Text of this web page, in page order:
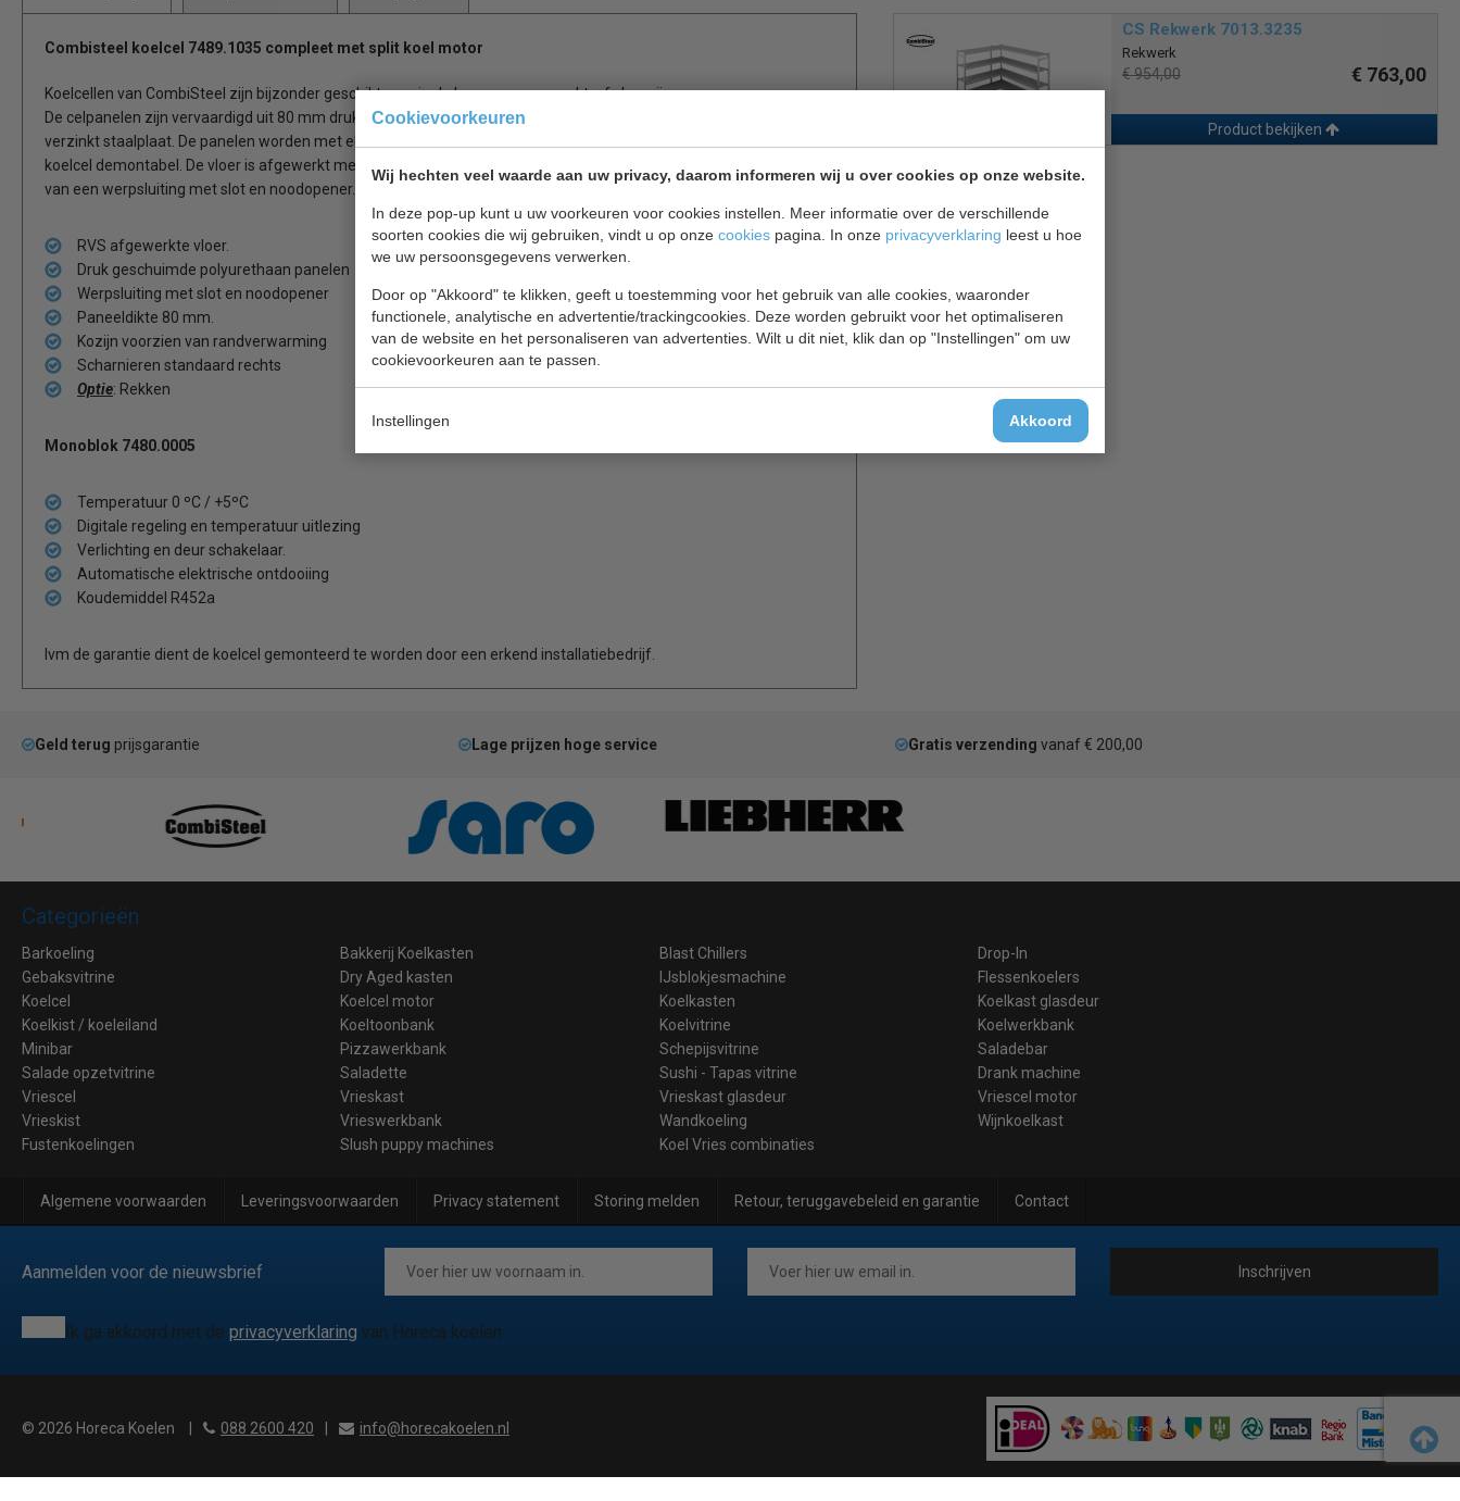
Cookievoorkeuren
Wij hechten veel waarde aan uw privacy, daarom informeren wij u over cookies op onze website.
In deze pop-up kunt u uw voorkeuren voor cookies instellen. Meer informatie over de verschillende
soorten cookies die wij gebruiken, vindt u op onze cookies pagina. In onze privacyverklaring leest u hoe
we uw persoonsgegevens verwerken.
Door op "Akkoord" te klikken, geeft u toestemming voor het gebruik van alle cookies, waaronder
functionele, analytische en advertentie/trackingcookies. Deze worden gebruikt voor het optimaliseren
van de website en het personaliseren van advertenties. Wilt u dit niet, klik dan op "Instellingen" om uw
cookievoorkeuren aan te passen.
Instellingen Akkoord
Combisteel koelcel 7489.1035 compleet met split koel motor
Koelcellen van CombiSteel zijn bijzonder geschikt voor in de horeca, supermarkt, of slagerij.
De celpanelen zijn vervaardigd uit 80 mm druk geschuimd polyurethaan, aan beide zijden bekleed met wit gecoat
verzinkt staalplaat. De panelen worden met elkaar verbonden door een degelijk haaksysteem, hierdoor blijft de
koelcel demontabel. De vloer is afgewerkt met RVS (AISI 430). De ruime draaideur is 700 mm breed en is voorzien
van een werpsluiting met slot en noodopener.
RVS afgewerkte vloer.
Druk geschuimde polyurethaan panelen
Werpsluiting met slot en noodopener
Paneeldikte 80 mm.
Kozijn voorzien van randverwarming
Scharnieren standaard rechts
Optie: Rekken
Monoblok 7480.0005
Temperatuur 0 ºC / +5ºC
Digitale regeling en temperatuur uitlezing
Verlichting en deur schakelaar.
Automatische elektrische ontdooiing
Koudemiddel R452a
Ivm de garantie dient de koelcel gemonteerd te worden door een erkend installatiebedrijf.
CS Rekwerk 7013.3235
Rekwerk
€ 954,00 € 763,00
Product bekijken
Geld terug prijsgarantie Lage prijzen hoge service Gratis verzending vanaf € 200,00
Categorieën
Barkoeling Bakkerij Koelkasten Blast Chillers
Drop-In
Gebaksvitrine
Dry Aged kasten IJsblokjesmachine
Flessenkoelers
Koelcel
Koelcel motor Koelkasten
Koelkast glasdeur
Koelkist / koeleiland
Koeltoonbank Koelvitrine
Koelwerkbank
Minibar
Pizzawerkbank Schepijsvitrine
Saladebar
Salade opzetvitrine
Saladette Sushi - Tapas vitrine
Drank machine
Vriescel
Vrieskast Vrieskast glasdeur
Vriescel motor
Vrieskist
Vrieswerkbank Wandkoeling
Wijnkoelkast
Fustenkoelingen
Slush puppy machines Koel Vries combinaties
Algemene voorwaarden Leveringsvoorwaarden Privacy statement Storing melden Retour, teruggavebeleid en garantie Contact
Aanmelden voor de nieuwsbrief Inschrijven
Ik ga akkoord met de privacyverklaring van Horeca koelen
© 2026 Horeca Koelen 088 2600 420 info@horecakoelen.nl